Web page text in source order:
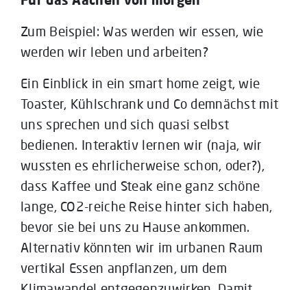
Zum Beispiel: Was werden wir essen, wie
werden wir leben und arbeiten?
Ein Einblick in ein smart home zeigt, wie
Toaster, Kühlschrank und Co demnächst mit
uns sprechen und sich quasi selbst
bedienen. Interaktiv lernen wir (naja, wir
wussten es ehrlicherweise schon, oder?),
dass Kaffee und Steak eine ganz schöne
lange, CO2-reiche Reise hinter sich haben,
bevor sie bei uns zu Hause ankommen.
Alternativ könnten wir im urbanen Raum
vertikal Essen anpflanzen, um dem